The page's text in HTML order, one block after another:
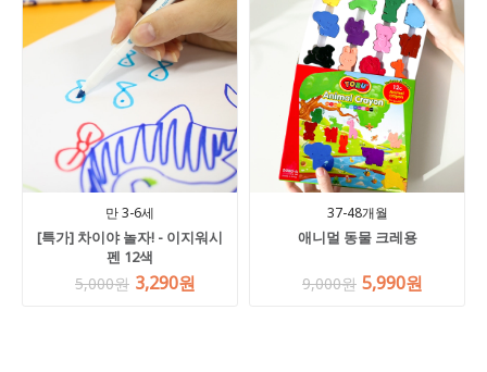
만 3-6세
[특가] 차이야 놀자! - 이지워시
펜 12색
5,000원 3,290원
37-48개월
애니멀 동물 크레용
9,000원 5,990원